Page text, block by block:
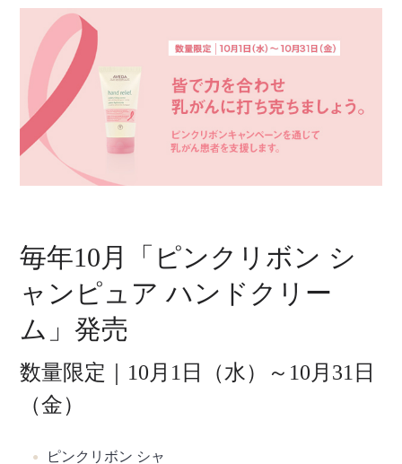
毎年10月「ピンクリボン シ
ャンピュア ハンドクリー
ム」発売
数量限定｜10月1日（水）～10月31日
（金）
ピンクリボン シャ